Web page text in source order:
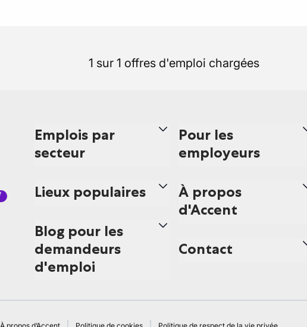
1 sur 1 offres d'emploi chargées
Emplois par
secteur
Lieux populaires
Blog pour les
demandeurs
d'emploi
Pour les
employeurs
À propos
d'Accent
Contact